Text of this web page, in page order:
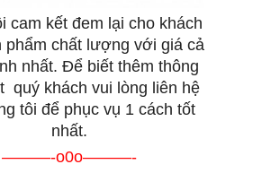
cam kết đem lại cho khách
phẩm chất lượng với giá cả
nhất. Để biết thêm thông
quý khách vui lòng liên hệ
tôi để phục vụ 1 cách tốt
nhất.
———-o0o———-